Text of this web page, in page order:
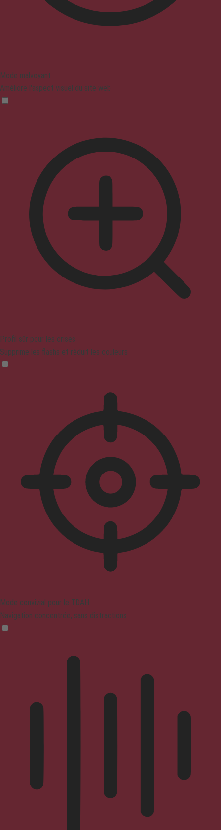
Mode malvoyant
Améliore l'aspect visuel du site web
Profil sûr pour les crises
Supprime les flashs et réduit les couleurs
Mode convivial pour le TDAH
Navigation concentrée, sans distractions